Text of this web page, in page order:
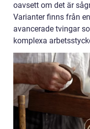
oavsett om det är
Varianter finns från
avancerade tvingar
komplexa